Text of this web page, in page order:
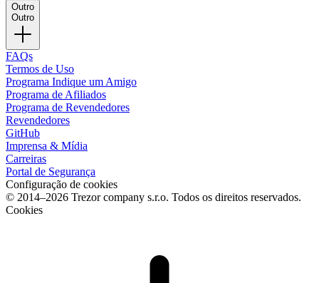
Outro
Outro
FAQs
Termos de Uso
Programa Indique um Amigo
Programa de Afiliados
Programa de Revendedores
Revendedores
GitHub
Imprensa & Mídia
Carreiras
Portal de Segurança
Configuração de cookies
© 2014–2026 Trezor company s.r.o. Todos os direitos reservados.
Cookies